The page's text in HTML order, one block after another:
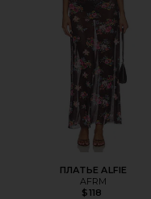
ПЛАТЬЕ ALFIE
AFRM
$118